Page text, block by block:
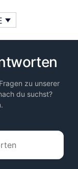
zu unserer
du suchst?